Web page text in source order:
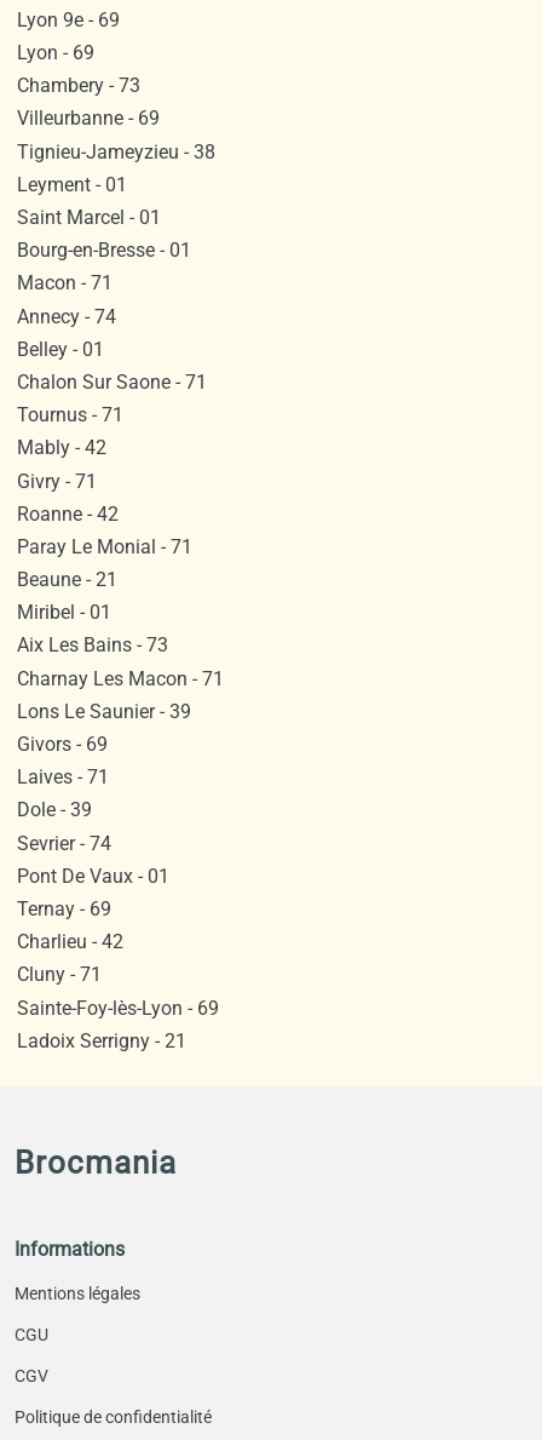
Lyon 9e - 69
Lyon - 69
Chambery - 73
Villeurbanne - 69
Tignieu-Jameyzieu - 38
Leyment - 01
Saint Marcel - 01
Bourg-en-Bresse - 01
Macon - 71
Annecy - 74
Belley - 01
Chalon Sur Saone - 71
Tournus - 71
Mably - 42
Givry - 71
Roanne - 42
Paray Le Monial - 71
Beaune - 21
Miribel - 01
Aix Les Bains - 73
Charnay Les Macon - 71
Lons Le Saunier - 39
Givors - 69
Laives - 71
Dole - 39
Sevrier - 74
Pont De Vaux - 01
Ternay - 69
Charlieu - 42
Cluny - 71
Sainte-Foy-lès-Lyon - 69
Ladoix Serrigny - 21
Brocmania
Informations
Mentions légales
CGU
CGV
Politique de confidentialité